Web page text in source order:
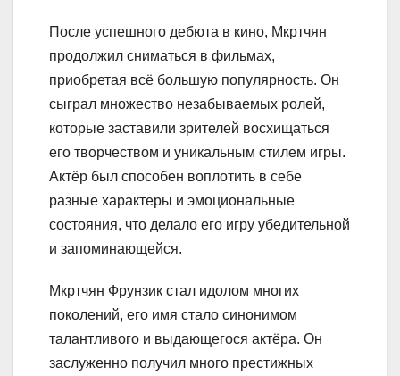
После успешного дебюта в кино, Мкртчян
продолжил сниматься в фильмах,
приобретая всё большую популярность. Он
сыграл множество незабываемых ролей,
которые заставили зрителей восхищаться
его творчеством и уникальным стилем игры.
Актёр был способен воплотить в себе
разные характеры и эмоциональные
состояния, что делало его игру убедительной
и запоминающейся.
Мкртчян Фрунзик стал идолом многих
поколений, его имя стало синонимом
талантливого и выдающегося актёра. Он
заслуженно получил много престижных